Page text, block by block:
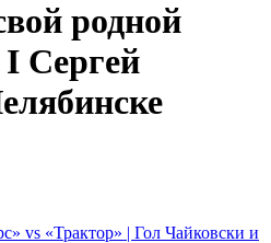
родной
Сергей
vs «Трактор» | Гол Чайковски и